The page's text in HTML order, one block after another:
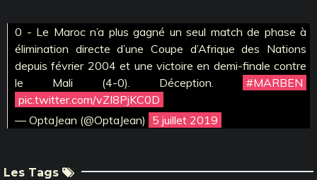
0 - Le Maroc n’a plus gagné un seul match de phase à
élimination directe d’une Coupe d’Afrique des Nations
depuis février 2004 et une victoire en demi-finale contre
le Mali (4-0). Déception.
#MARBEN
pic.twitter.com/vZI8PjKC0D
— OptaJean (@OptaJean) 5 juillet 2019
Les Tags